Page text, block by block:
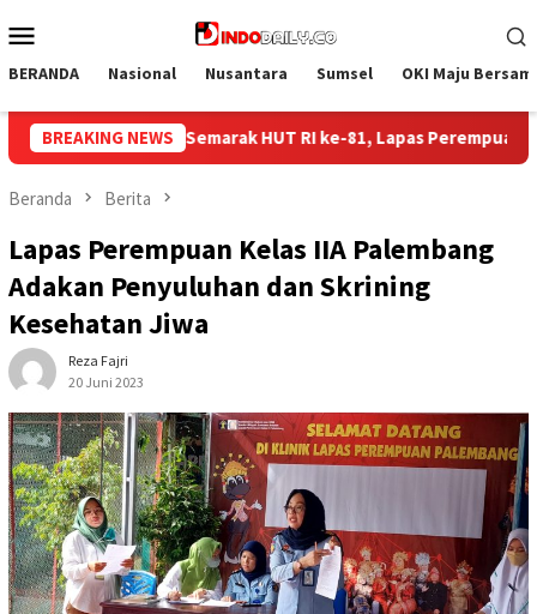
ke
Mobile
BERANDA Nasional Nusantara Sumsel OKI Maju
BREAKING NEWS
Perempuan Palembang Gelar Cek Kesehatan Gratis bagi
Beranda Berita
Lapas Perempuan Kelas IIA Palembang
Adakan Penyuluhan dan Skrining
Kesehatan Jiwa
Reza Fajri
20 Juni 2023